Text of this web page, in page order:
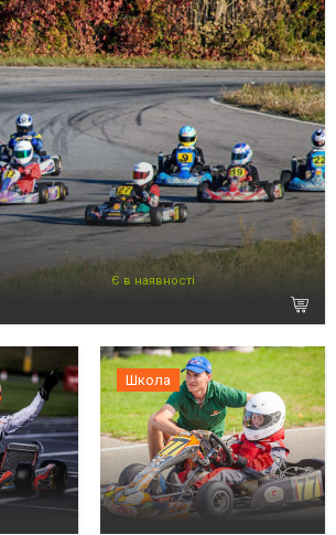
Є в наявності
Школа